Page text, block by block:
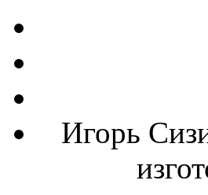
Игорь